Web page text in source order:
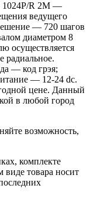
1024P/R 2M —
ведущего
— 720 шагов
диаметром 8
осуществляется
радиальное.
— код грэя;
— 12-24 dc.
цене. Данный
в любой город
возможность,
комплекте
виде товара носит